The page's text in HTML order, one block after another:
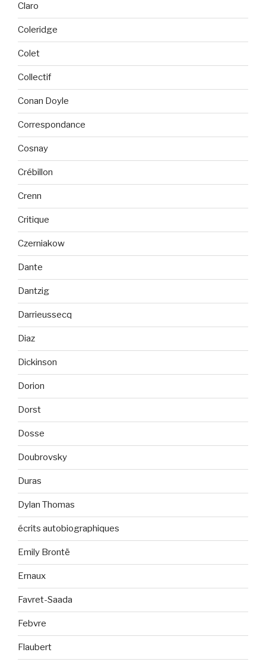
Claro
Coleridge
Colet
Collectif
Conan Doyle
Correspondance
Cosnay
Crébillon
Crenn
Critique
Czerniakow
Dante
Dantzig
Darrieussecq
Diaz
Dickinson
Dorion
Dorst
Dosse
Doubrovsky
Duras
Dylan Thomas
écrits autobiographiques
Emily Brontë
Ernaux
Favret-Saada
Febvre
Flaubert